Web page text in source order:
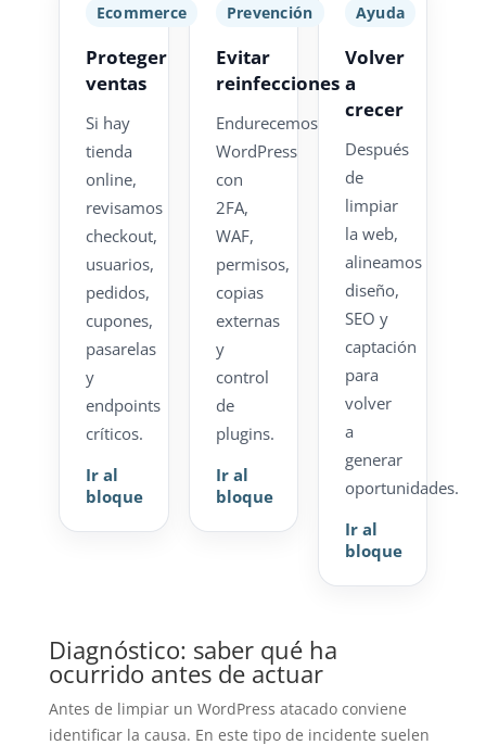
Ecommerce
Proteger
ventas
Si hay
tienda
online,
revisamos
checkout,
usuarios,
pedidos,
cupones,
pasarelas
y
endpoints
críticos.
Ir al
bloque
Prevención
Evitar
reinfecciones
Endurecemos
WordPress
con
2FA,
WAF,
permisos,
copias
externas
y
control
de
plugins.
Ir al
bloque
Ayuda
Volver
a
crecer
Después
de
limpiar
la web,
alineamos
diseño,
SEO y
captación
para
volver
a
generar
oportunidades.
Ir al
bloque
Diagnóstico: saber qué ha
ocurrido antes de actuar
Antes de limpiar un WordPress atacado conviene
identificar la causa. En este tipo de incidente suelen